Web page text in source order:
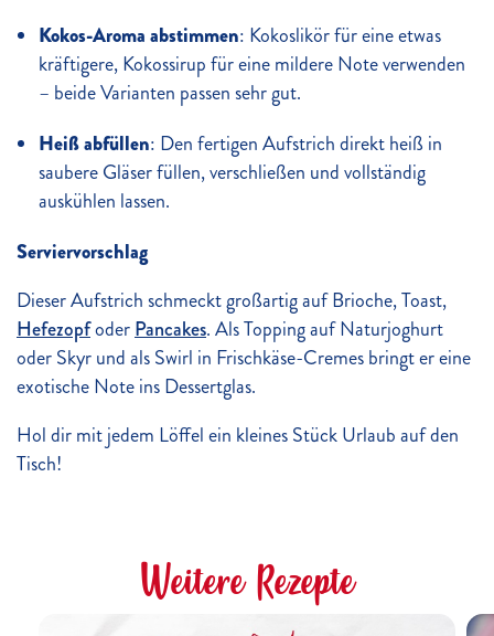
Kokos-Aroma abstimmen: Kokoslikör für eine etwas
kräftigere, Kokossirup für eine mildere Note verwenden
– beide Varianten passen sehr gut.
Heiß abfüllen: Den fertigen Aufstrich direkt heiß in
saubere Gläser füllen, verschließen und vollständig
auskühlen lassen.
Serviervorschlag
Dieser Aufstrich schmeckt großartig auf Brioche, Toast,
HefezopfoderPancakes. Als Topping auf Naturjoghurt
oder Skyr und als Swirl in Frischkäse-Cremes bringt er eine
exotische Note ins Dessertglas.
Hol dir mit jedem Löffel ein kleines Stück Urlaub auf den
Tisch!
Weitere Rezepte